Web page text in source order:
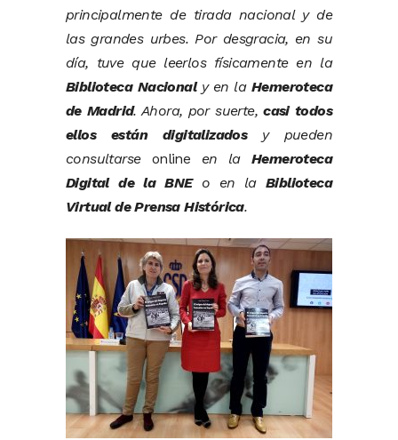
principalmente de tirada nacional y de
las grandes urbes. Por desgracia, en su
día, tuve que leerlos físicamente en la
Biblioteca Nacionaly en la Hemeroteca
de Madrid. Ahora, por suerte,casi todos
ellos están digitalizadosy pueden
consultarse online en la Hemeroteca
Digital de la BNEo en la Biblioteca
Virtual de Prensa Histórica.